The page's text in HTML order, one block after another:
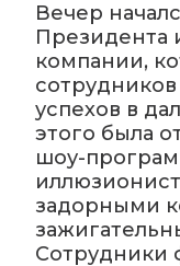
Вечер
Президента
компании,
успехов в
этого была
шоу-
задорными
Сотрудники